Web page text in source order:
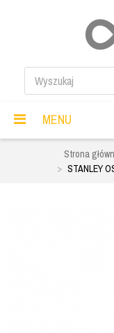
MENU
Strona
STANLEY